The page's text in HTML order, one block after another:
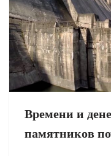
Времени и
памятников